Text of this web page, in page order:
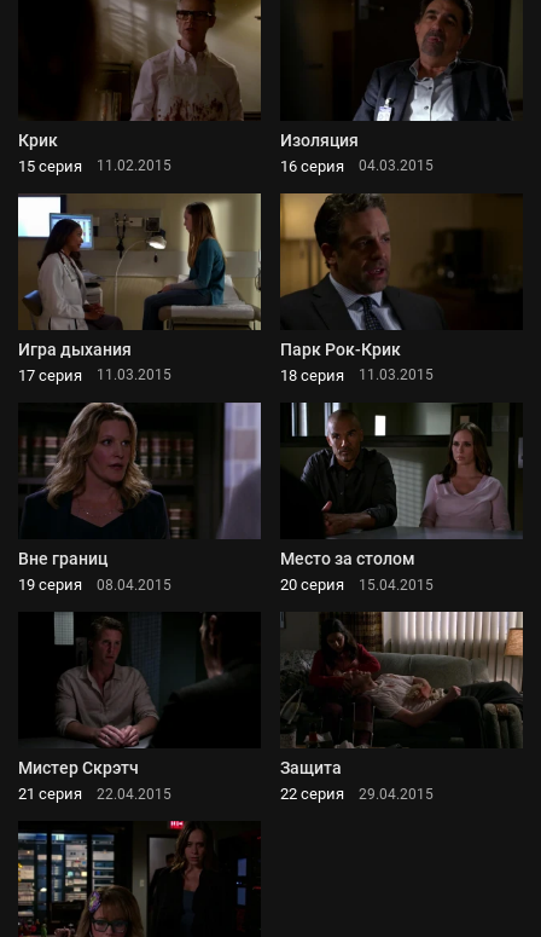
Крик
15 серия 11.02.2015
Изоляция
16 серия 04.03.2015
Игра дыхания
17 серия 11.03.2015
Парк Рок-Крик
18 серия 11.03.2015
Вне границ
19 серия 08.04.2015
Место за столом
20 серия 15.04.2015
Мистер Скрэтч
21 серия 22.04.2015
Защита
22 серия 29.04.2015